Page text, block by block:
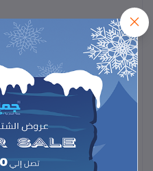
استعيدي كثافة شعرك فورًا
المصممة لإخفاء الفراغات
تركيبته المقاومة للماء
اختيار مثالي لمن تبحث عن حل